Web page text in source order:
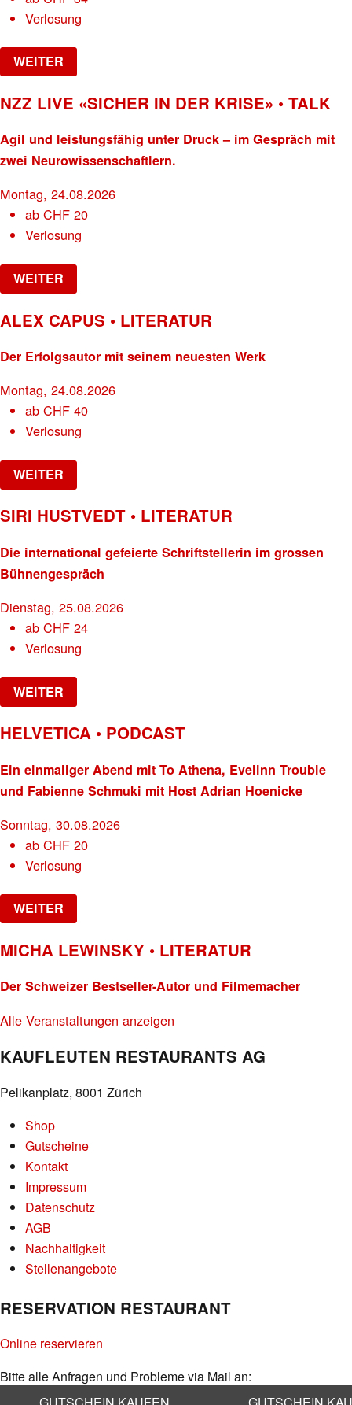
Verlosung
WEITER
NZZ LIVE «SICHER IN DER KRISE» • TALK
Agil und leistungsfähig unter Druck – im Gespräch mit
zwei Neurowissenschaftlern.
Montag, 24.08.2026
abCHF 20
Verlosung
WEITER
ALEX CAPUS • LITERATUR
Der Erfolgsautor mit seinem neuesten Werk
Montag, 24.08.2026
abCHF 40
Verlosung
WEITER
SIRI HUSTVEDT • LITERATUR
Die international gefeierte Schriftstellerin im grossen
Bühnengespräch
Dienstag, 25.08.2026
abCHF 24
Verlosung
WEITER
HELVETICA • PODCAST
Ein einmaliger Abend mit To Athena, Evelinn Trouble
und Fabienne Schmuki mit Host Adrian Hoenicke
Sonntag, 30.08.2026
abCHF 20
Verlosung
WEITER
MICHA LEWINSKY • LITERATUR
Der Schweizer Bestseller-Autor und Filmemacher
Alle Veranstaltungen anzeigen
KAUFLEUTEN RESTAURANTS AG
Pelikanplatz, 8001 Zürich
Shop
Gutscheine
Kontakt
Impressum
Datenschutz
AGB
Nachhaltigkeit
Stellenangebote
RESERVATION RESTAURANT
Online reservieren
Bitte alle Anfragen und Probleme via Mail an:
info@kaufleuten.ch